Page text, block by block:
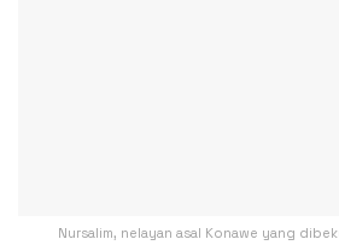
Nursalim, nelayan asal Konawe yang